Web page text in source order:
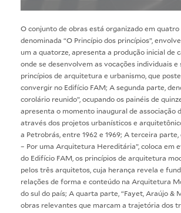
O conjunto de obras está organizado em quatro
denominada “O Princípio dos princípios”,
um a quatorze, apresenta a produção inicial de
onde se desenvolvem as vocações individuais
princípios de arquitetura e urbanismo, que
convergir no Edifício FAM; A segunda parte,
corolário reunido”, ocupando os painéis de
apresenta o momento inaugural de associação
através dos projetos urbanísticos e
a Petrobrás, entre 1962 e 1969; A terceira
– Por uma Arquitetura Hereditária”, coloca em
do Edifício FAM, os princípios de arquitetura
pelos três arquitetos, cuja herança revela e
relações de forma e conteúdo na Arquitetura
do sul do país; A quarta parte, “Fayet, Araújo &
obras relevantes que marcam a trajetória dos